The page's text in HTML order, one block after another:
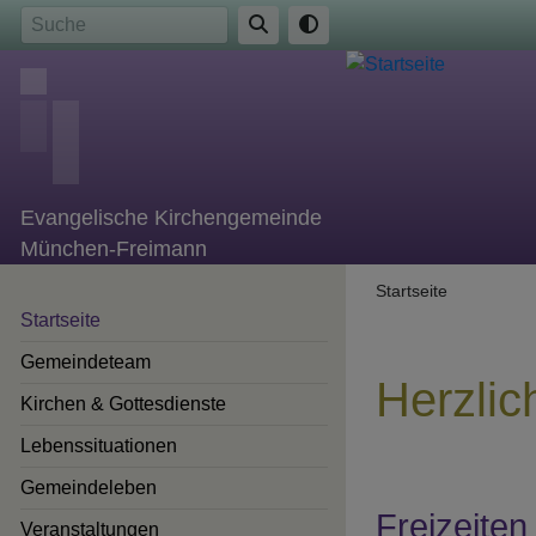
Direkt
zum
Evangelische Kirchengemeinde
München-Freimann
Startseite
Gemeindeteam
Kirchen & Gottesdienste
Lebenssituationen
Gemeindeleben
Veranstaltungen
Startseite